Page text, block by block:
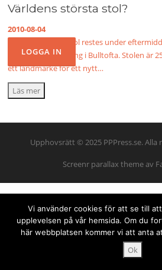
Världens största stol?
2010-08-04
Världens största stol restes under
varuhusets parkering i Bulltofta. Stolen är
ett landmärke för ett nytt…
Läs mer
Upphovsrätt © 2025 PPPress.se.
Screenr parallax themeav
Vi använder cookies för att se till
upplevelsen på vår hemsida. Om du
här webbplatsen kommer vi att anta
Ok